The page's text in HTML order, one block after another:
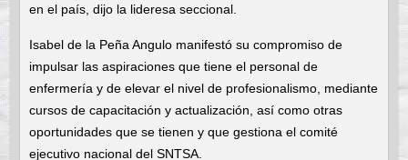
en el país, dijo la lideresa seccional.
Isabel de la Peña Angulo manifestó su compromiso de
impulsar las aspiraciones que tiene el personal de
enfermería y de elevar el nivel de profesionalismo, mediante
cursos de capacitación y actualización, así como otras
oportunidades que se tienen y que gestiona el comité
ejecutivo nacional del SNTSA.